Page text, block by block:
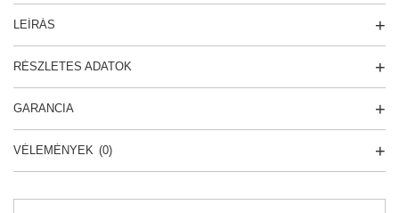
LEÍRÁS
RÉSZLETES ADATOK
GARANCIA
VÉLEMÉNYEK (0)